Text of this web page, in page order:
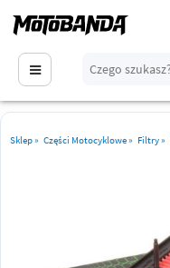
Sklep» Części Motocyklowe» Filtry»